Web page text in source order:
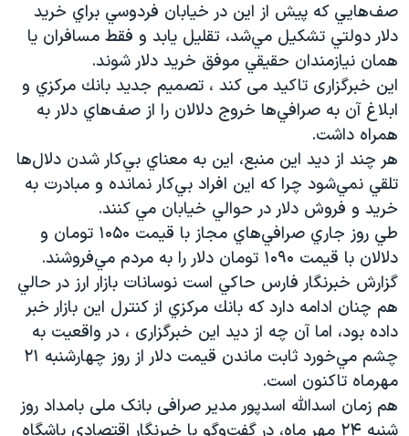
صف‌هايي كه پيش از اين در خيابان فردوسي براي خريد
دلار دولتي تشكيل مي‌شد، تقليل يابد و فقط مسافران يا
همان نيازمندان حقيقي موفق خريد دلار شوند.
این خبرگزاری تاکید می کند ، تصميم جديد بانك مركزي و
ابلاغ آن به صرافي‌ها خروج دلالان را از صف‌هاي دلار به
همراه داشت.
هر چند از دید این منبع، اين به معناي بي‌كار شدن دلال‌ها
تلقي نمي‌شود چرا كه اين افراد بي‌كار نمانده و مبادرت به
خريد و فروش دلار در حوالي خيابان مي كنند.
طي روز جاري صرافي‌هاي مجاز با قيمت ۱۰۵۰ تومان و
دلالان با قيمت ۱۰۹۰ تومان دلار را به مردم مي‌فروشند.
گزارش خبرنگار فارس حاكي است نوسانات بازار ارز در حالي
هم چنان ادامه دارد كه بانك مركزي از كنترل اين بازار خبر
داده بود، اما آن چه از دید این خبرگزاری ، در واقعيت به
چشم مي‌خورد ثابت ماندن قيمت دلار از روز چهارشنبه ۲۱
مهرماه تاكنون است.
هم زمان اسد‌الله اسدپور مدیر صرافی بانک ملی بامداد روز
شنبه ۲۴ مهر ماه، در گفت‌وگو با خبرنگار اقتصادي باشگاه